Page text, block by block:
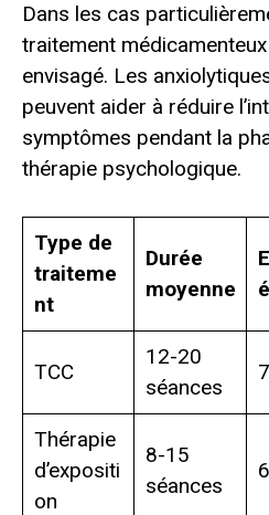
Dans les cas
traitement
envisagé. Les
peuvent aider à réduire
symptômes pendant la
thérapie psychologique.
Type de
traiteme
nt
Durée
moyenne
é
TCC
12-20
séances
Thérapie
d’expositi
on
8-15
séances